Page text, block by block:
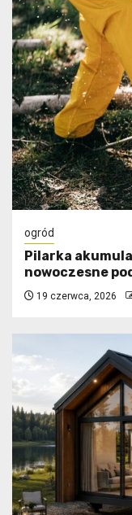
ogród
Pilarka
nowoczesne
19 czerwca, 2026